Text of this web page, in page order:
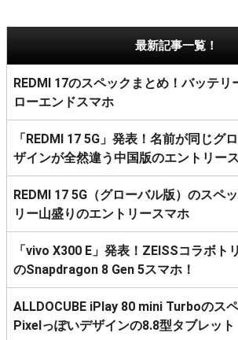
最新記事一覧！
REDMI 17のスペックまとめ！バッテリ
ローエンドスマホ
「REDMI 17 5G」発表！名前が同じグ
ザインが全然違う中国版のエントリー
REDMI 17 5G（グローバル版）のスペ
リー山盛りのエントリースマホ
「vivo X300 E」発表！ZEISSコラボト
のSnapdragon 8 Gen 5スマホ！
ALLDOCUBE iPlay 80 mini Turboのス
Pixelっぽいデザインの8.8型タブレット